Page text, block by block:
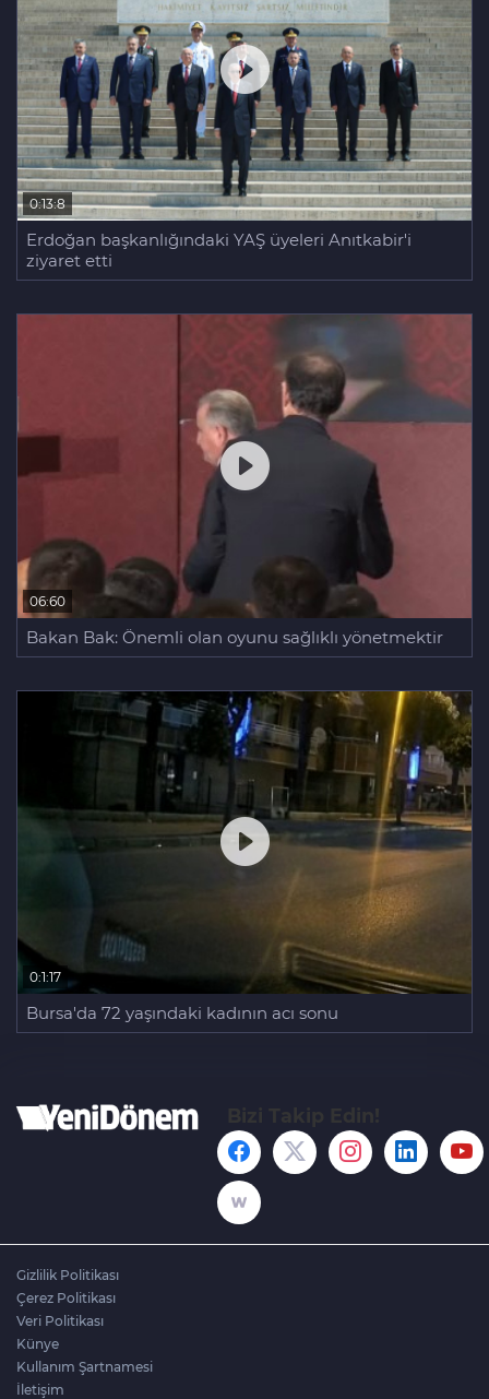
0:13:8
Erdoğan başkanlığındaki YAŞ üyeleri Anıtkabir'i
ziyaret etti
06:60
Bakan Bak: Önemli olan oyunu sağlıklı yönetmektir
0:1:17
Bursa'da 72 yaşındaki kadının acı sonu
Gizlilik Politikası
Çerez Politikası
Veri Politikası
Künye
Kullanım Şartnamesi
İletişim